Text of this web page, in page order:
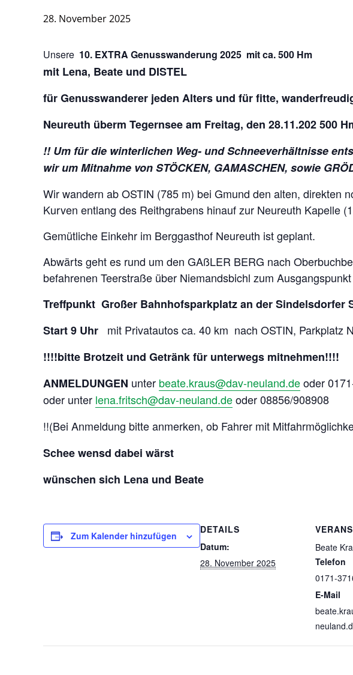
28. November 2025
Unsere 10. EXTRA Genusswanderung 2025 mit ca. 500 Hm
mit Lena, Beate und DISTEL
für Genusswanderer jeden Alters und für fitte,
Neureuth überm Tegernsee am Freitag, den 28.11.202500
!! Um für die winterlichen Weg- und Schneeverhältnisse
wir um Mitnahme von STÖCKEN, GAMASCHEN, sowie
Wir wandern ab OSTIN (785 m) bei Gmund den alten, direkten
Kurven entlang des Reithgrabens hinauf zur Neureuth Kapelle
Gemütliche Einkehr im Berggasthof Neureuth ist geplant.
Abwärts geht es rund um den GAßLER BERG nach
befahrenen Teerstraße über Niemandsbichl zum
Treffpunkt Großer Bahnhofsparkplatz an der Sindelsdorfer
Start 9 Uhr mit Privatautos ca. 40 km nach OSTIN, Parkplatz
!!!!bitte Brotzeit und Getränk für unterwegs mitnehmen!!!!
ANMELDUNGEN unter beate.kraus@dav-neuland.deoder
oder unter lena.fritsch@dav-neuland.deoder 08856/908908
!!(Bei Anmeldung bitte anmerken, ob Fahrer mit
Schee wensd dabei wärst
wünschen sich Lena und Beate
Zum Kalender hinzufügen
DETAILS
Datum:
28. November 2025
Beate
Telefon
0171-
E-Mail